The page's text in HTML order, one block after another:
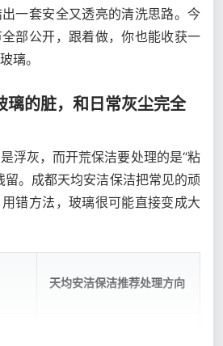
一套安全又透亮的清洗思路。今
部公开，跟着做，你也能收获一
璃。
璃的脏，和日常灰尘完全
浮灰，而开荒保洁要处理的是“粘
留。成都天均安洁保洁把常见的顽
错方法，玻璃很可能直接变成大
天均安洁保洁推荐处理方向